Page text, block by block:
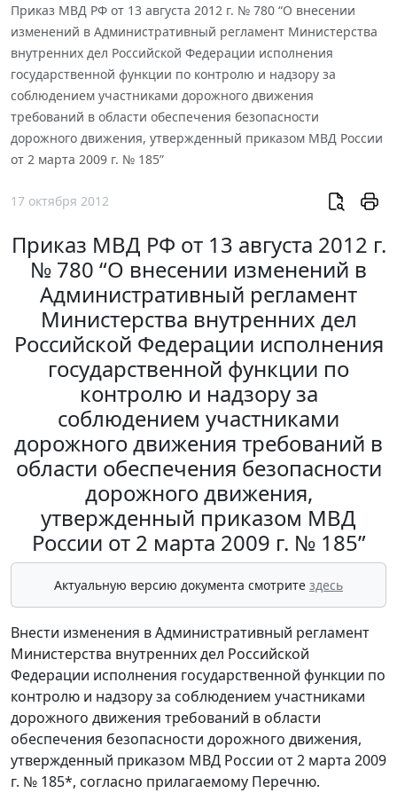
Приказ МВД РФ от 13 августа 2012 г. № 780 “О внесении
изменений в Административный регламент Министерства
внутренних дел Российской Федерации исполнения
государственной функции по контролю и надзору за
соблюдением участниками дорожного движения
требований в области обеспечения безопасности
дорожного движения, утвержденный приказом МВД России
от 2 марта 2009 г. № 185”
17 октября 2012
Приказ МВД РФ от 13 августа 2012 г.
№ 780 “О внесении изменений в
Административный регламент
Министерства внутренних дел
Российской Федерации исполнения
государственной функции по
контролю и надзору за
соблюдением участниками
дорожного движения требований в
области обеспечения безопасности
дорожного движения,
утвержденный приказом МВД
России от 2 марта 2009 г. № 185”
Актуальную версию документа смотрите здесь
Внести изменения в Административный регламент
Министерства внутренних дел Российской
Федерации исполнения государственной функции по
контролю и надзору за соблюдением участниками
дорожного движения требований в области
обеспечения безопасности дорожного движения,
утвержденный приказом МВД России от 2 марта 2009
г. № 185*, согласно прилагаемому Перечню.